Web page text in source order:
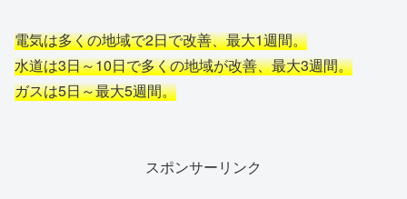
電気は多くの地域で2日で改善、最大1週間。
水道は3日～10日で多くの地域が改善、最大3週間。
ガスは5日～最大5週間。
スポンサーリンク